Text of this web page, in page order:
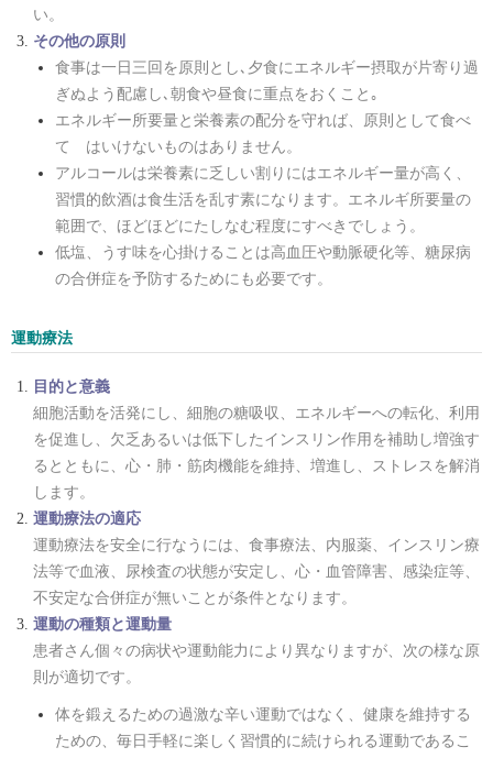
い。
その他の原則
食事は一日三回を原則とし､夕食にエネルギー摂取が片寄り過
ぎぬよう配慮し､朝食や昼食に重点をおくこと｡
エネルギー所要量と栄養素の配分を守れば、原則として食べ
て はいけないものはありません。
アルコールは栄養素に乏しい割りにはエネルギー量が高く、
習慣的飲酒は食生活を乱す素になります。エネルギ所要量の
範囲で、ほどほどにたしなむ程度にすべきでしょう。
低塩、うす味を心掛けることは高血圧や動脈硬化等、糖尿病
の合併症を予防するためにも必要です。
運動療法
目的と意義
細胞活動を活発にし、細胞の糖吸収、エネルギーへの転化、利用
を促進し、欠乏あるいは低下したインスリン作用を補助し増強す
るとともに、心・肺・筋肉機能を維持、増進し、ストレスを解消
します。
運動療法の適応
運動療法を安全に行なうには、食事療法、内服薬、インスリン療
法等で血液、尿検査の状態が安定し、心・血管障害、感染症等、
不安定な合併症が無いことが条件となります。
運動の種類と運動量
患者さん個々の病状や運動能力により異なりますが、次の様な原
則が適切です。
体を鍛えるための過激な辛い運動ではなく、健康を維持する
ための、毎日手軽に楽しく習慣的に続けられる運動であるこ